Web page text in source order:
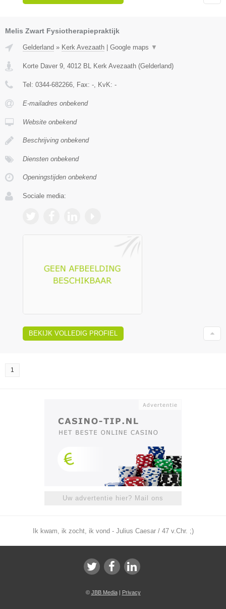
Melis Zwart Fysiotherapiepraktijk
Gelderland » Kerk Avezaath | Google maps ▼
Korte Daver 9 4012 BL Kerk Avezaath (Gelderland)
Tel: 0344-682266 , Fax: - , KvK: -
E-mailadres onbekend
Website onbekend
Beschrijving onbekend
Diensten onbekend
Openingstijden onbekend
Sociale media:
BEKIJK VOLLEDIG PROFIEL
1
Uw advertentie hier? Mail ons
Ik kwam, ik zocht, ik vond - Julius Caesar / 47 v.Chr. ;)
© JBB Media| Privacy